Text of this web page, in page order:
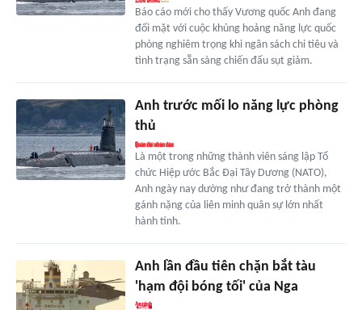
Báo cáo mới cho thấy Vương quốc Anh đang
đối mặt với cuộc khủng hoảng năng lực quốc
phòng nghiêm trọng khi ngân sách chi tiêu và
tình trạng sẵn sàng chiến đấu sụt giảm.
Anh trước mối lo năng lực phòng
thủ
Là một trong những thành viên sáng lập Tổ
chức Hiệp ước Bắc Đại Tây Dương (NATO),
Anh ngày nay dường như đang trở thành một
gánh nặng của liên minh quân sự lớn nhất
hành tinh.
Anh lần đầu tiên chặn bắt tàu
'hạm đội bóng tối' của Nga